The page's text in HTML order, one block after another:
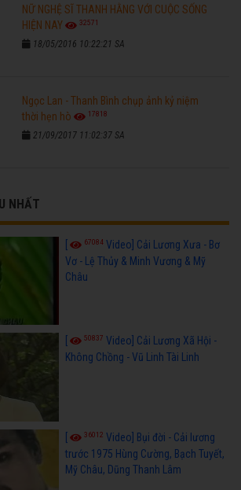
NỮ NGHỆ SĨ THANH HẰNG VỚI CUỘC SỐNG
HIỆN NAY
32571
18/05/2016 10:22:21 SA
Ngọc Lan - Thanh Bình chụp ảnh kỷ niệm
thời hẹn hò
17818
21/09/2017 11:02:37 SA
NHẤT
[ 67084 Video] Cải Lương Xưa - Bơ
Vơ - Lệ Thủy & Minh Vương & Mỹ
Châu
50837 Video] Cải Lương Xã Hội -
Không Chồng - Vũ Linh Tài Linh
36012 Video] Bụi đời - Cải lương
trước 1975 Hùng Cường, Bạch Tuyết,
Mỹ Châu, Dũng Thanh Lâm